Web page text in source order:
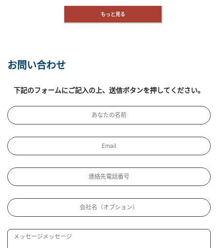
もっと見る
お問い合わせ
下記のフォームにご記入の上、送信ボタンを押してください。